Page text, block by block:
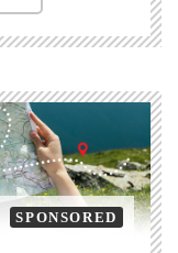
SPONSORED